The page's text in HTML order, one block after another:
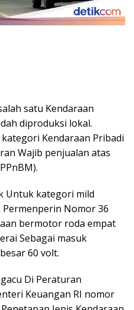
satu Kendaraan
diproduksi lokal.
Kendaraan Pribadi
Wajib penjualan atas
Untuk kategori mild
Nomor 36
bermotor roda empat
Sebagai masuk
60 volt.
Di Peraturan
Keuangan RI nomor